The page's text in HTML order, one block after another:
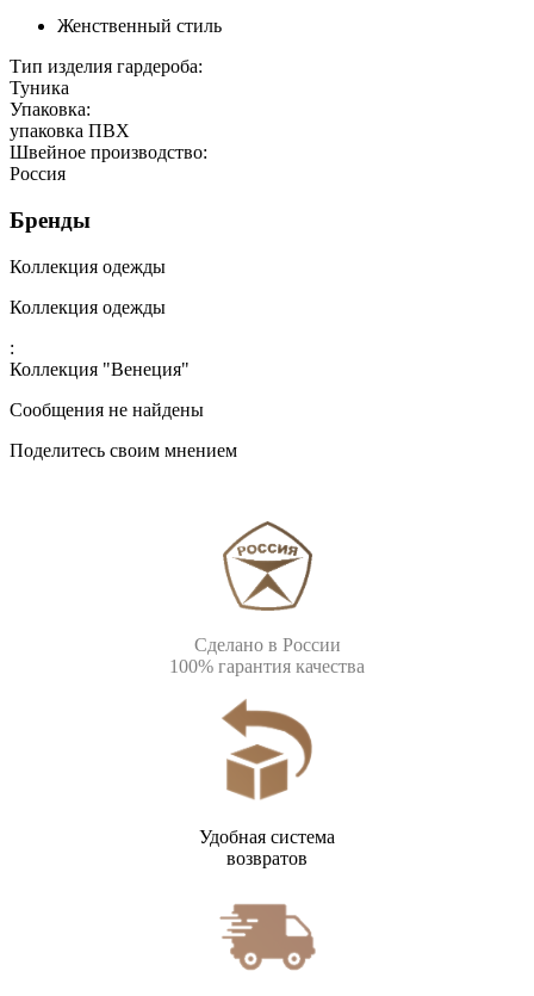
Женственный стиль
Тип изделия гардероба:
Туника
Упаковка:
упаковка ПВХ
Швейное производство:
Россия
Бренды
Коллекция одежды
Коллекция одежды
:
Коллекция "Венеция"
Сообщения не найдены
Поделитесь своим мнением
Сделано в России
100% гарантия качества
Удобная система
возвратов